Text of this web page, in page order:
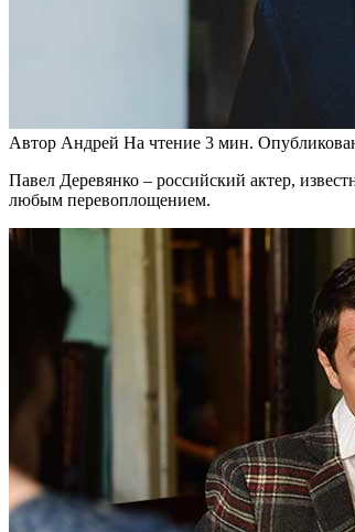
Автор Андрей На чтение 3 мин.
Павел Деревянко – российский актер,
любым перевоплощением.